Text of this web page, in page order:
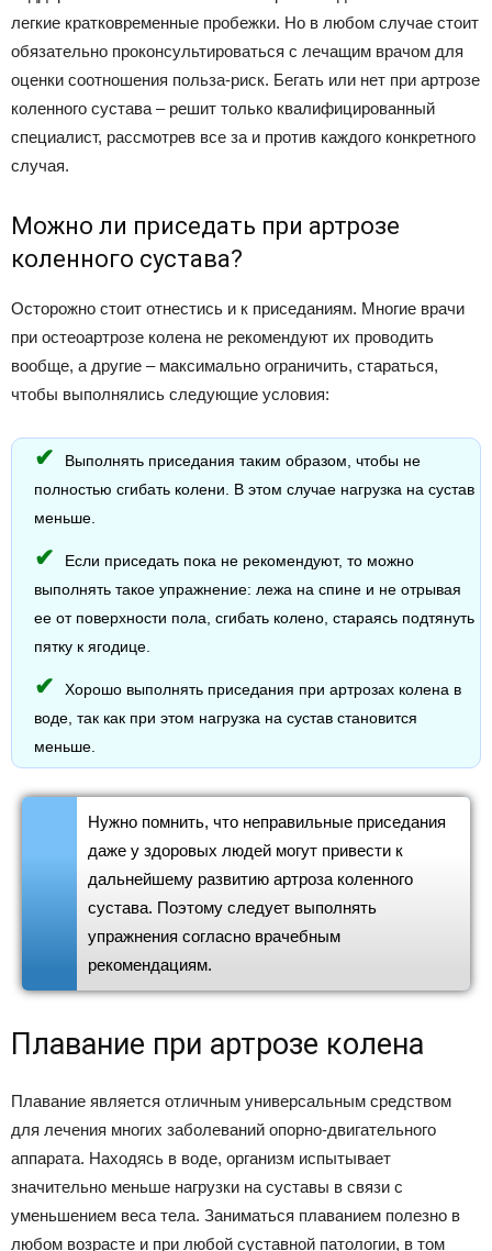
легкие кратковременные пробежки. Но в любом случае стоит
обязательно проконсультироваться с лечащим врачом для
оценки соотношения польза-риск. Бегать или нет при артрозе
коленного сустава – решит только квалифицированный
специалист, рассмотрев все за и против каждого конкретного
случая.
Можно ли приседать при артрозе
коленного сустава?
Осторожно стоит отнестись и к приседаниям. Многие врачи
при остеоартрозе колена не рекомендуют их проводить
вообще, а другие – максимально ограничить, стараться,
чтобы выполнялись следующие условия:
Выполнять приседания таким образом, чтобы не
полностью сгибать колени. В этом случае нагрузка на сустав
меньше.
Если приседать пока не рекомендуют, то можно
выполнять такое упражнение: лежа на спине и не отрывая
ее от поверхности пола, сгибать колено, стараясь подтянуть
пятку к ягодице.
Хорошо выполнять приседания при артрозах колена в
воде, так как при этом нагрузка на сустав становится
меньше.
Нужно помнить, что неправильные приседания
даже у здоровых людей могут привести к
дальнейшему развитию артроза коленного
сустава. Поэтому следует выполнять
упражнения согласно врачебным
рекомендациям.
Плавание при артрозе колена
Плавание является отличным универсальным средством
для лечения многих заболеваний опорно-двигательного
аппарата. Находясь в воде, организм испытывает
значительно меньше нагрузки на суставы в связи с
уменьшением веса тела. Заниматься плаванием полезно в
любом возрасте и при любой суставной патологии, в том